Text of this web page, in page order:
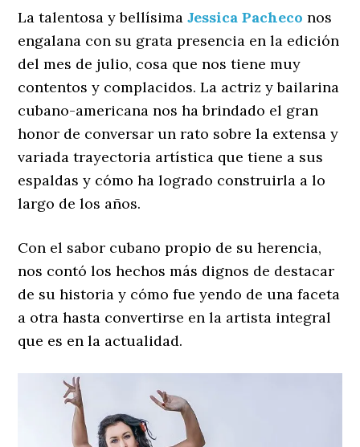
La talentosa y bellísimaJessica Pacheco nos
engalana con su grata presencia en la edición
del mes de julio, cosa que nos tiene muy
contentos y complacidos. La actriz y bailarina
cubano-americana nos ha brindado el gran
honor de conversar un rato sobre la extensa y
variada trayectoria artística que tiene a sus
espaldas y cómo ha logrado construirla a lo
largo de los años.
Con el sabor cubano propio de su herencia,
nos contó los hechos más dignos de destacar
de su historia y cómo fue yendo de una faceta
a otra hasta convertirse en la artista integral
que es en la actualidad.